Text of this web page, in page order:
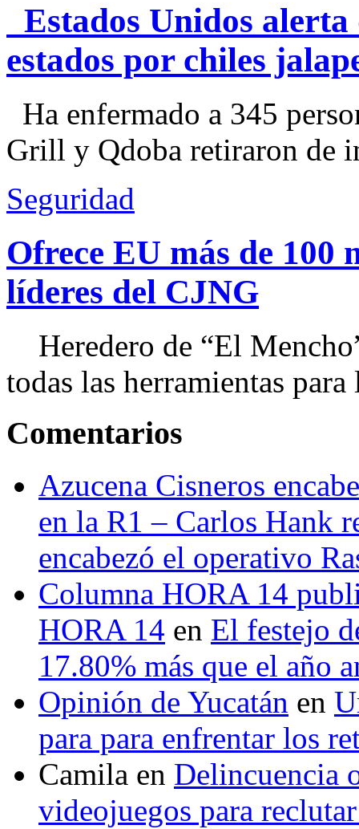
Estados Unidos alerta
estados por chiles
Ha enfermado a 345
Grill y Qdoba retiraron de
Seguridad
Ofrece EU más de 100
líderes del CJNG
Heredero de “El
todas las herramientas
Comentarios
Azucena Cisneros
en la R1 – Carlos Hank
encabezó el operativo
Columna HORA 14
HORA 14 en El festejo
17.80% más que el año
Opinión de Yucatán en
para para enfrentar los
Camila en Delincuencia
videojuegos para